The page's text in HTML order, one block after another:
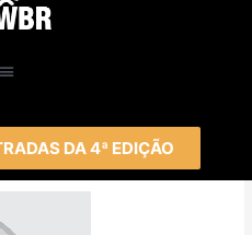
DA 4ª EDIÇÃO